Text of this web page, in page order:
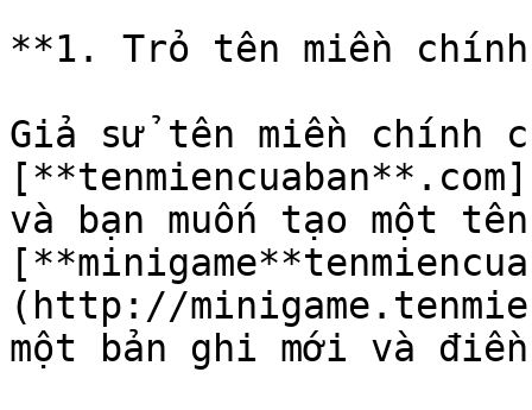
**1. Trỏ tên miền
Giả sử tên miền chính
và bạn muốn tạo một
(http://
một bản ghi mới và